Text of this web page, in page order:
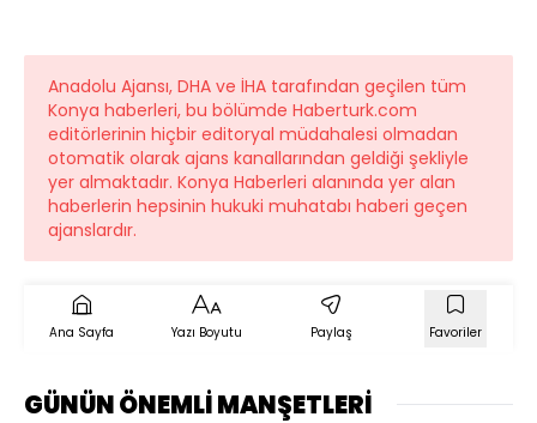
Anadolu Ajansı, DHA ve İHA tarafından geçilen tüm
Konya haberleri, bu bölümde Haberturk.com
editörlerinin hiçbir editoryal müdahalesi olmadan
otomatik olarak ajans kanallarından geldiği şekliyle
yer almaktadır. Konya Haberleri alanında yer alan
haberlerin hepsinin hukuki muhatabı haberi geçen
ajanslardır.
Ana Sayfa Yazı Boyutu Paylaş Favoriler
GÜNÜN ÖNEMLİ MANŞETLERİ